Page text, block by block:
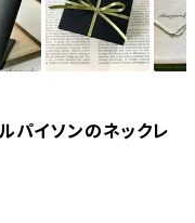
パイソンのネックレ